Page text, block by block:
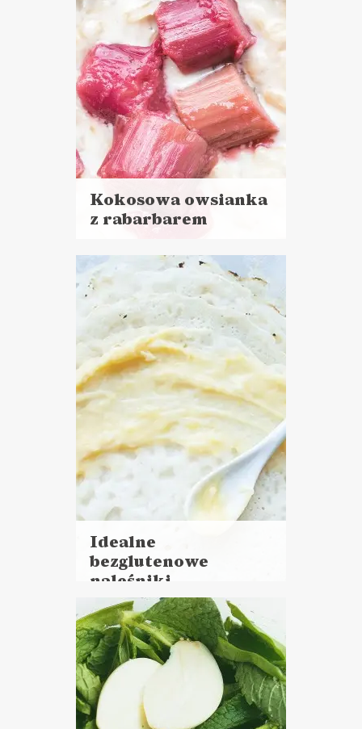
Kokosowa owsianka
z rabarbarem
więcej
Czas przygotowania:
do 30 minut
ŚNIADANIA
Idealne
bezglutenowe
naleśniki
Czytaj
więcej
Czas przygotowania:
do 30 minut
DANIA GŁÓWNE
LUNCHE DO PRACY
PRZYSTAWKI
ŚNIADANIA